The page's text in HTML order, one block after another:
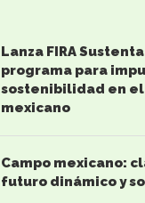
Lanza FIRA
programa para
sostenibilidad en el
mexicano
Campo mexicano:
futuro dinámico y